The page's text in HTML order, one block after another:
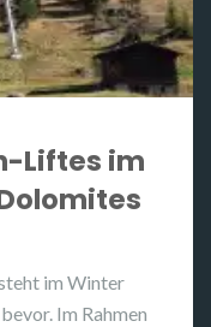
Liftes im
im Winter
Im Rahmen